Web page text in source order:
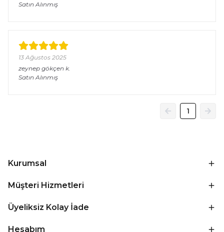
Satın Alınmış
13 Ağustos 2025
zeynep gökçen k.
Satın Alınmış
1
Kurumsal
Müşteri Hizmetleri
Üyeliksiz Kolay İade
Hesabım